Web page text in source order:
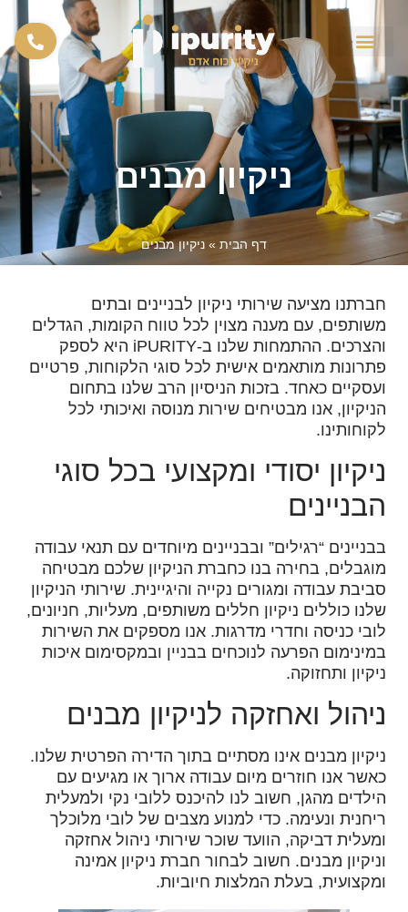
ניקיון מבנים
דף הבית » ניקיון מבנים
חברתנו מציעה שירותי ניקיון לבניינים ובתים
משותפים, עם מענה מצוין לכל טווח הקומות, הגדלים
והצרכים. ההתמחות שלנו ב-iPURITY היא לספק
פתרונות מותאמים אישית לכל סוגי הלקוחות, פרטיים
ועסקיים כאחד. בזכות הניסיון הרב שלנו בתחום
הניקיון, אנו מבטיחים שירות מנוסה ואיכותי לכל
לקוחותינו.
ניקיון יסודי ומקצועי בכל סוגי
הבניינים
בבניינים “רגילים” ובבניינים מיוחדים עם תנאי עבודה
מוגבלים, בחירה בנו כחברת הניקיון שלכם מבטיחה
סביבת עבודה ומגורים נקייה והיגיינית. שירותי הניקיון
שלנו כוללים ניקיון חללים משותפים, מעליות, חניונים,
לובי כניסה וחדרי מדרגות. אנו מספקים את השירות
במינימום הפרעה לנוכחים בבניין ובמקסימום איכות
ניקיון ותחזוקה.
ניהול ואחזקה לניקיון מבנים
ניקיון מבנים אינו מסתיים בתוך הדירה הפרטית שלנו.
כאשר אנו חוזרים מיום עבודה ארוך או מגיעים עם
הילדים מהגן, חשוב לנו להיכנס ללובי נקי ולמעלית
ריחנית ונעימה. כדי למנוע מצבים של לובי מלוכלך
ומעלית דביקה, הוועד שוכר שירותי ניהול אחזקה
וניקיון מבנים. חשוב לבחור חברת ניקיון אמינה
ומקצועית, בעלת המלצות חיוביות.